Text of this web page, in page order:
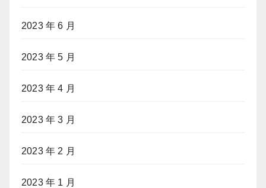
2023 年 6 月
2023 年 5 月
2023 年 4 月
2023 年 3 月
2023 年 2 月
2023 年 1 月